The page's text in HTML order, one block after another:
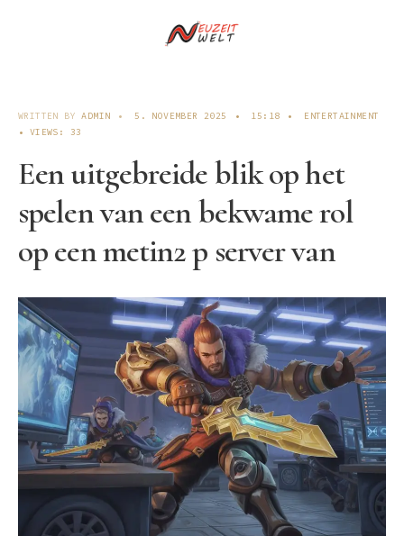
WRITTEN BYADMIN • 5. NOVEMBER 2025 • 15:18 •
ENTERTAINMENT
• VIEWS: 33
Een uitgebreide blik op het
spelen van een bekwame rol
op een metin2 p server van